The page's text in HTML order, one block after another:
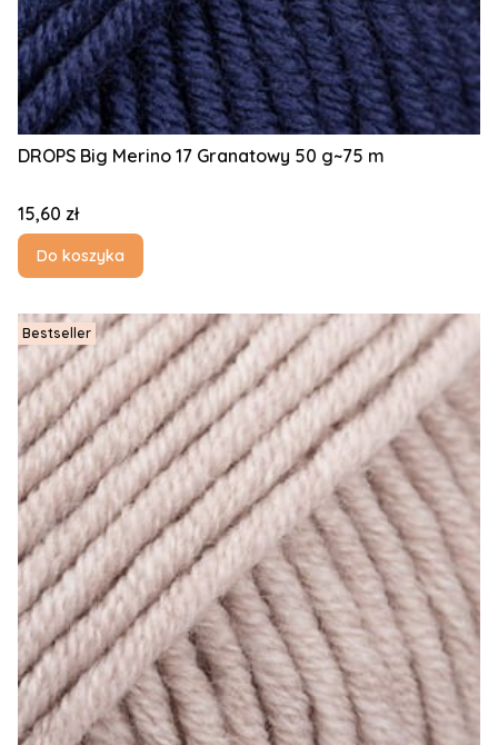
DROPS Big Merino 17 Granatowy 50 g~75 m
Cena
15,60 zł
Do koszyka
Bestseller